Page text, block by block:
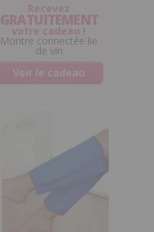
Recevez
GRATUITEMENT
votre cadeau !
Montre connectée lie
de vin
Voir le cadeau